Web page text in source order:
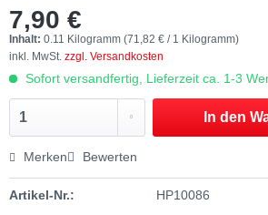
7,90 €
Inhalt: 0.11 Kilogramm (71,82 € / 1 Kilogramm)
inkl. MwSt. zzgl. Versandkosten
Sofort versandfertig, Lieferzeit ca. 1-3
In den
Merken Bewerten
Artikel-Nr.: HP10086